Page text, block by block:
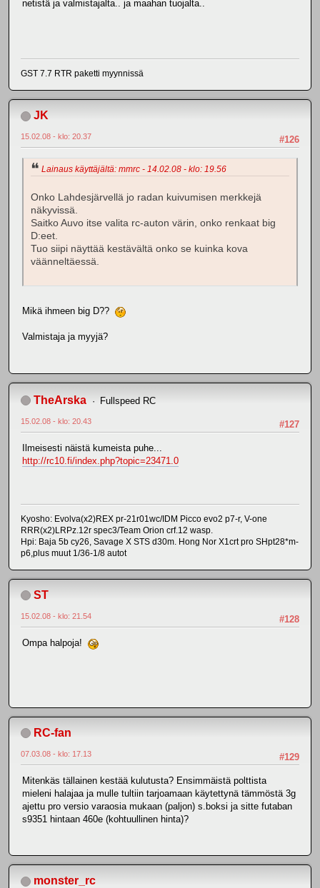
netistä ja valmistajalta.. ja maahan tuojalta..
GST 7.7 RTR paketti myynnissä
JK
#126
15.02.08 - klo: 20.37
Lainaus käyttäjältä: mmrc - 14.02.08 - klo: 19.56
Onko Lahdesjärvellä jo radan kuivumisen merkkejä
näkyvissä.
Saitko Auvo itse valita rc-auton värin, onko renkaat big
D:eet.
Tuo siipi näyttää kestävältä onko se kuinka kova
väänneltäessä.
Mikä ihmeen big D??
Valmistaja ja myyjä?
TheArska Fullspeed RC
#127
15.02.08 - klo: 20.43
Ilmeisesti näistä kumeista puhe...
http://rc10.fi/index.php?topic=23471.0
Kyosho: Evolva(x2)REX pr-21r01wc/IDM Picco evo2 p7-r, V-one
RRR(x2)LRPz.12r spec3/Team Orion crf.12 wasp.
Hpi: Baja 5b cy26, Savage X STS d30m. Hong Nor X1crt pro SHpt28*m-
p6,plus muut 1/36-1/8 autot
ST
#128
15.02.08 - klo: 21.54
Ompa halpoja!
RC-fan
#129
07.03.08 - klo: 17.13
Mitenkäs tällainen kestää kulutusta? Ensimmäistä polttista
mieleni halajaa ja mulle tultiin tarjoamaan käytettynä tämmöstä 3g
ajettu pro versio varaosia mukaan (paljon) s.boksi ja sitte futaban
s9351 hintaan 460e (kohtuullinen hinta)?
monster_rc